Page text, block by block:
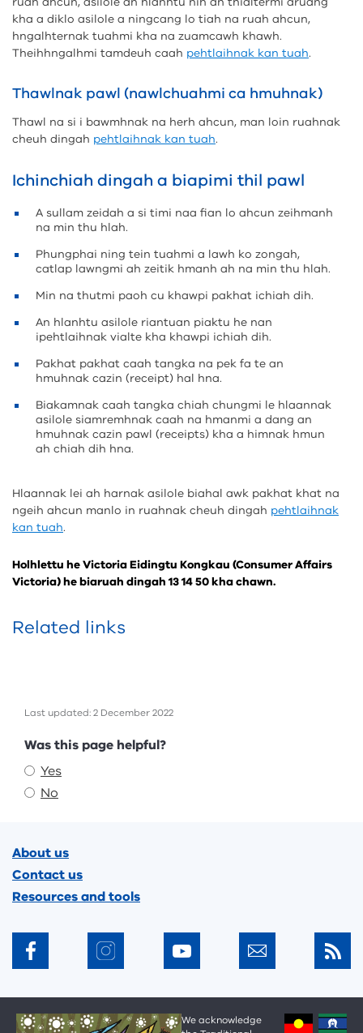
kha a diklo asilole a ningcang lo tiah na ruah ahcun,
hngalhternak tuahmi kha na zuamcawh khawh.
Theihhngalhmi tamdeuh caah pehtlaihnak kan tuah.
Thawlnak pawl (nawlchuahmi ca hmuhnak)
Thawl na si i bawmhnak na herh ahcun, man loin ruahnak
cheuh dingah pehtlaihnak kan tuah.
Ichinchiah dingah a biapimi thil pawl
A sullam zeidah a si timi naa fian lo ahcun zeihmanh
na min thu hlah.
Phungphai ning tein tuahmi a lawh ko zongah,
catlap lawngmi ah zeitik hmanh ah na min thu hlah.
Min na thutmi paoh cu khawpi pakhat ichiah dih.
An hlanhtu asilole riantuan piaktu he nan
ipehtlaihnak vialte kha khawpi ichiah dih.
Pakhat pakhat caah tangka na pek fa te an
hmuhnak cazin (receipt) hal hna.
Biakamnak caah tangka chiah chungmi le hlaannak
asilole siamremhnak caah na hmanmi a dang an
hmuhnak cazin pawl (receipts) kha a himnak hmun
ah chiah dih hna.
Hlaannak lei ah harnak asilole biahal awk pakhat khat na
ngeih ahcun manlo in ruahnak cheuh dingah pehtlaihnak
kan tuah.
Holhlettu he Victoria Eidingtu Kongkau (Consumer Affairs
Victoria) he biaruah dingah 13 14 50 kha chawn.
Related links
Last updated: 2 December 2022
Feedback
Was this page helpful?
Yes
No
About us
Contact us
Resources and tools
We acknowledge